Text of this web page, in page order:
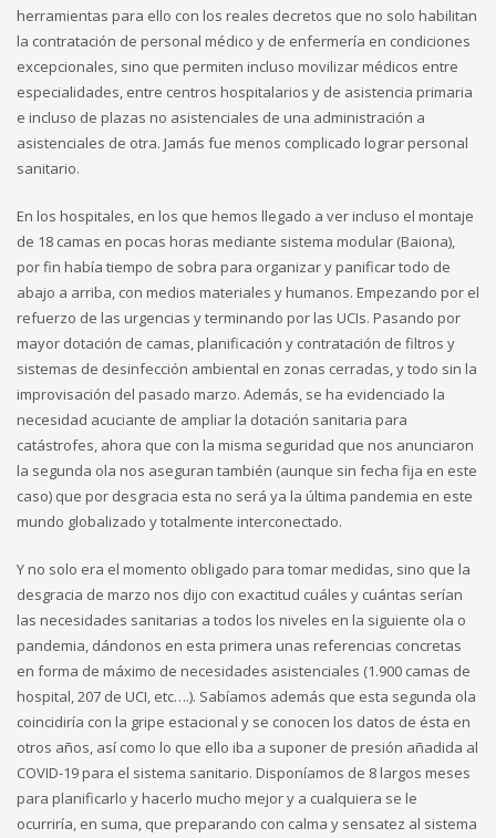
herramientas para ello con los reales decretos que no solo habilitan
la contratación de personal médico y de enfermería en condiciones
excepcionales, sino que permiten incluso movilizar médicos entre
especialidades, entre centros hospitalarios y de asistencia primaria
e incluso de plazas no asistenciales de una administración a
asistenciales de otra. Jamás fue menos complicado lograr personal
sanitario.
En los hospitales, en los que hemos llegado a ver incluso el montaje
de 18 camas en pocas horas mediante sistema modular (Baiona),
por fin había tiempo de sobra para organizar y panificar todo de
abajo a arriba, con medios materiales y humanos. Empezando por el
refuerzo de las urgencias y terminando por las UCIs. Pasando por
mayor dotación de camas, planificación y contratación de filtros y
sistemas de desinfección ambiental en zonas cerradas, y todo sin la
improvisación del pasado marzo. Además, se ha evidenciado la
necesidad acuciante de ampliar la dotación sanitaria para
catástrofes, ahora que con la misma seguridad que nos anunciaron
la segunda ola nos aseguran también (aunque sin fecha fija en este
caso) que por desgracia esta no será ya la última pandemia en este
mundo globalizado y totalmente interconectado.
Y no solo era el momento obligado para tomar medidas, sino que la
desgracia de marzo nos dijo con exactitud cuáles y cuántas serían
las necesidades sanitarias a todos los niveles en la siguiente ola o
pandemia, dándonos en esta primera unas referencias concretas
en forma de máximo de necesidades asistenciales (1.900 camas de
hospital, 207 de UCI, etc….). Sabíamos además que esta segunda ola
coincidiría con la gripe estacional y se conocen los datos de ésta en
otros años, así como lo que ello iba a suponer de presión añadida al
COVID-19 para el sistema sanitario. Disponíamos de 8 largos meses
para planificarlo y hacerlo mucho mejor y a cualquiera se le
ocurriría, en suma, que preparando con calma y sensatez al sistema